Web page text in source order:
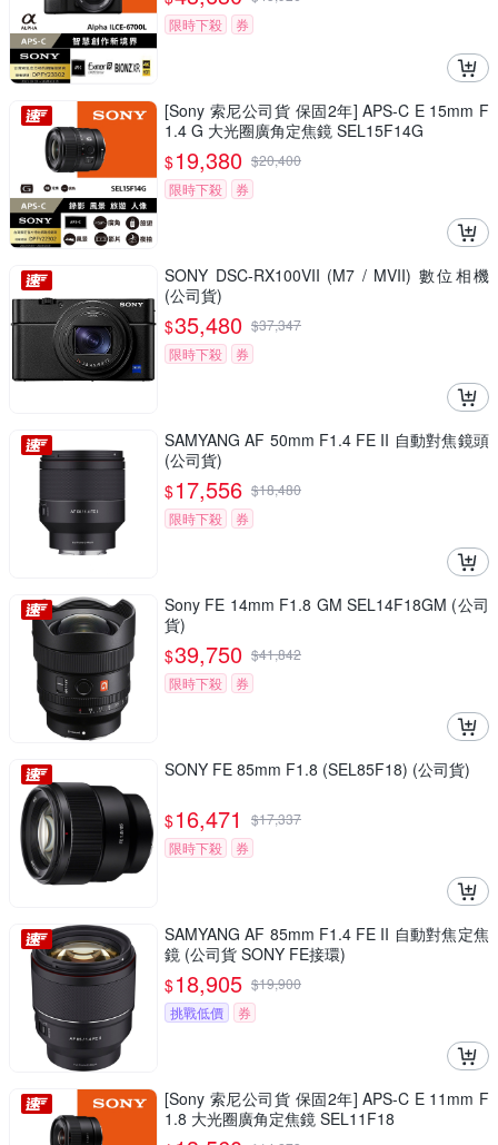
限時下殺
券
[Sony 索尼公司貨 保固2年] APS-C E 15mm F
1.4 G 大光圈廣角定焦鏡 SEL15F14G
$19,380 $20,400
限時下殺
券
SONY DSC-RX100VII (M7 / MVII) 數位相機
(公司貨)
$35,480 $37,347
限時下殺
券
SAMYANG AF 50mm F1.4 FE II 自動對焦鏡頭
(公司貨)
$17,556 $18,480
限時下殺
券
Sony FE 14mm F1.8 GM SEL14F18GM (公司
貨)
$39,750 $41,842
限時下殺
券
SONY FE 85mm F1.8 (SEL85F18) (公司貨)
$16,471 $17,337
限時下殺
券
SAMYANG AF 85mm F1.4 FE II 自動對焦定焦
鏡 (公司貨 SONY FE接環)
$18,905 $19,900
挑戰低價
券
[Sony 索尼公司貨 保固2年] APS-C E 11mm F
1.8 大光圈廣角定焦鏡 SEL11F18